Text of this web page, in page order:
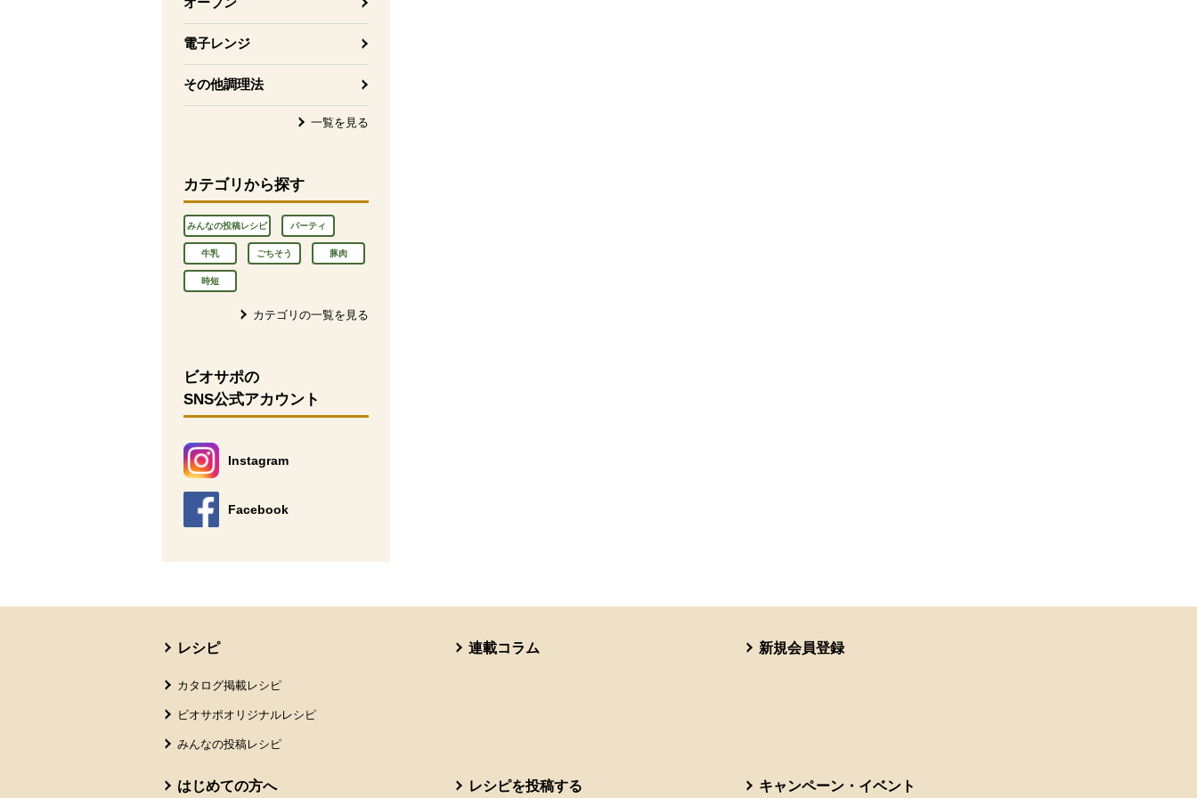
電子レンジ
その他調理法
一覧を見る
カテゴリから探す
みんなの投稿レシピ パーティ
牛乳 ごちそう 豚肉
時短
カテゴリの一覧を見る
ビオサポの
SNS公式アカウント
Instagram
別のウィンドウで開きます。
Facebook
別のウィンドウで開きます。
レシピ
カタログ掲載レシピ
ビオサポオリジナルレシピ
みんなの投稿レシピ
連載コラム 新規会員登録
はじめての方へ レシピを投稿する キャンペーン・イベント